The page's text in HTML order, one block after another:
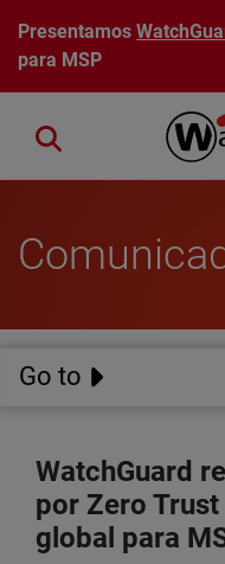
Pasar al contenido
Presentamos
para MSP
Close search
Go to
WatchGuard
por Zero
global para